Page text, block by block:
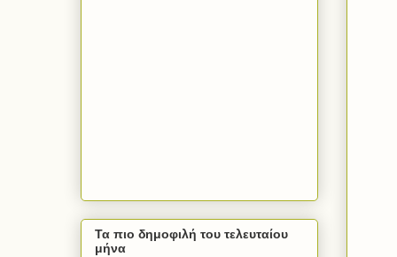
Τα πιο δημοφιλή του τελευταίου
μήνα